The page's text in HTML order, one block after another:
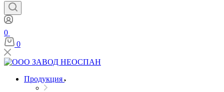
0
0
Продукция